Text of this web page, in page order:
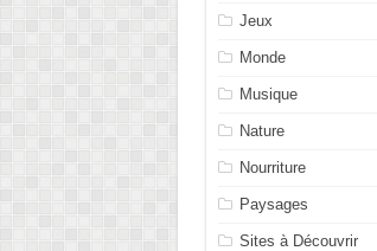
Jeux
Monde
Musique
Nature
Nourriture
Paysages
Sites à Découvrir